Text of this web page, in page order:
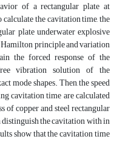
of a rectangular plate at
the cavitation time, the
plate underwater explosive
principle and variation
the forced response of the
vibration solution of the
mode shapes. Then, the speed
cavitation time are calculated
of copper and steel rectangular
distinguish the cavitation with in
show that the cavitation time